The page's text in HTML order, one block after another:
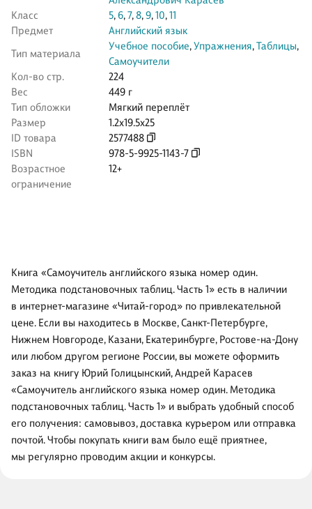
Класс
5,6,7,8,9,10,11
Предмет
Английский язык
Тип материала
Учебное пособие,Упражнения,Таблицы,
Самоучители
Кол-во стр.
224
Вес
449 г
Тип обложки
Мягкий переплёт
Размер
1.2x19.5x25
ID товара
2577488
ISBN
978-5-9925-1143-7
Возрастное
ограничение
12+
Книга «Самоучитель английского языка номер один.
Методика подстановочных таблиц. Часть 1» есть в наличии
в интернет-магазине «Читай-город» по привлекательной
цене. Если вы находитесь в Москве, Санкт-Петербурге,
Нижнем Новгороде, Казани, Екатеринбурге, Ростове-на-Дону
или любом другом регионе России, вы можете оформить
заказ на книгу Юрий Голицынский, Андрей Карасев
«Самоучитель английского языка номер один. Методика
подстановочных таблиц. Часть 1» и выбрать удобный способ
его получения: самовывоз, доставка курьером или отправка
почтой. Чтобы покупать книги вам было ещё приятнее,
мы регулярно проводим акции и конкурсы.